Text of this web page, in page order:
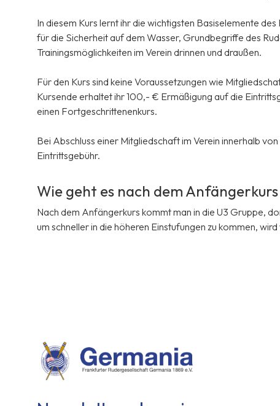
In diesem Kurs lernt ihr die wichtigsten Basiselemente
für die Sicherheit auf dem Wasser, Grundbegriffe des
Trainingsmöglichkeiten im Verein drinnen und draußen.
Für den Kurs sind keine Voraussetzungen wie
Kursende erhaltet ihr 100,- € Ermäßigung auf die
einen Fortgeschrittenenkurs.
Bei Abschluss einer Mitgliedschaft im Verein innerhalb
Eintrittsgebühr.
Wie geht es nach dem
Nach dem Anfängerkurs kommt man in die U3 Gruppe,
um schneller in die höheren Einstufungen zu kommen,